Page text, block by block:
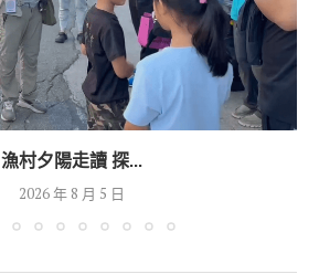
漁村夕陽走讀 探...
2026 年 8 月 5 日